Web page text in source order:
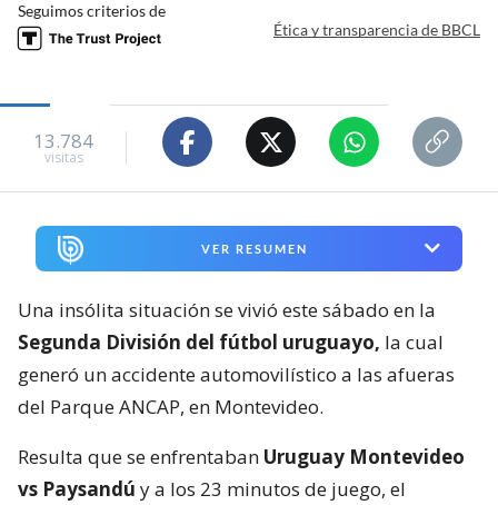
Seguimos criterios de
Ética y transparencia de BBCL
13.784
visitas
VER RESUMEN
Una insólita situación se vivió este sábado en la
Segunda División del fútbol uruguayo, la cual
generó un accidente automovilístico a las afueras
del Parque ANCAP, en Montevideo.
Resulta que se enfrentaban Uruguay Montevideo
vs Paysandú y a los 23 minutos de juego, el